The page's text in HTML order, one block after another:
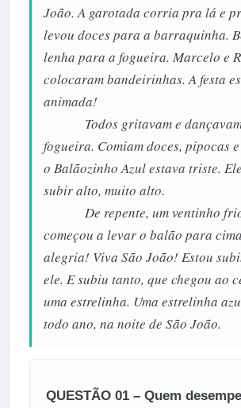
João. A garotada corria pra lá e
levou doces para a barraquinha.
lenha para a fogueira. Marcelo e
colocaram bandeirinhas. A festa
animada!
Todos gritavam e dançavam
fogueira. Comiam doces, pipocas
o Balãozinho Azul estava triste.
subir alto, muito alto.
De repente, um ventinho frio
começou a levar o balão para
alegria! Viva São João! Estou
ele. E subiu tanto, que chegou ao
uma estrelinha. Uma estrelinha
todo ano, na noite de São João.
QUESTÃO 01 – Quem